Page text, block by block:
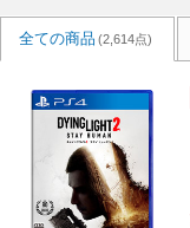
全ての商品 (2,614点)